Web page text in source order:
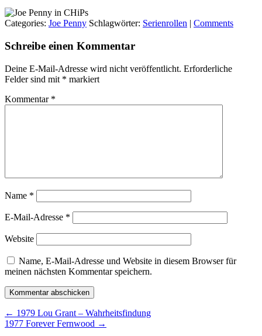
Categories: Joe Penny Schlagwörter: Serienrollen | Comments
Schreibe einen Kommentar
Deine E-Mail-Adresse wird nicht veröffentlicht. Erforderliche
Felder sind mit * markiert
Kommentar *
Name *
E-Mail-Adresse *
Website
Name, E-Mail-Adresse und Website in diesem Browser für
meinen nächsten Kommentar speichern.
Beitragsnavigation
← 1979 Lou Grant – Wahrheitsfindung
1977 Forever Fernwood →